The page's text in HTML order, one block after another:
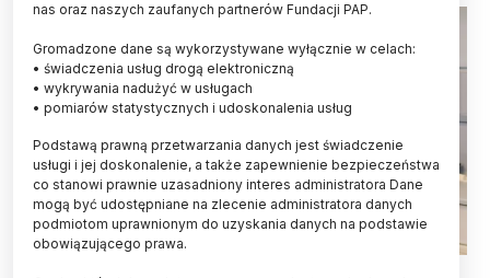
nas oraz naszych zaufanych partnerów Fundacji PAP.
Gromadzone dane są wykorzystywane wyłącznie w celach:
• świadczenia usług drogą elektroniczną
• wykrywania nadużyć w usługach
• pomiarów statystycznych i udoskonalenia usług
Podstawą prawną przetwarzania danych jest świadczenie
usługi i jej doskonalenie, a także zapewnienie bezpieczeństwa
co stanowi prawnie uzasadniony interes administratora Dane
mogą być udostępniane na zlecenie administratora danych
podmiotom uprawnionym do uzyskania danych na podstawie
obowiązującego prawa.